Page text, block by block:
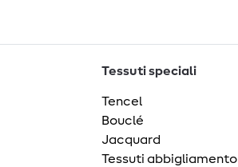
Tessuti speciali
Tencel
Bouclé
Jacquard
Tessuti abbigliamento